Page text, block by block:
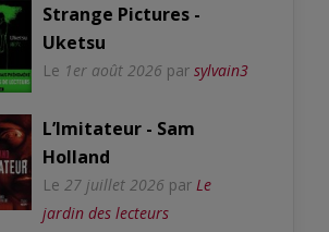
Strange Pictures -
Uketsu
Le 1er août 2026 par sylvain3
L’Imitateur - Sam
Holland
Le 27 juillet 2026 par Le
jardin des lecteurs